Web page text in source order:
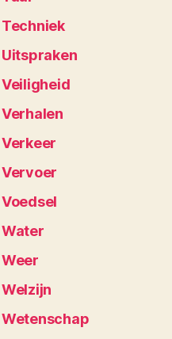
Techniek
Uitspraken
Veiligheid
Verhalen
Verkeer
Vervoer
Voedsel
Water
Weer
Welzijn
Wetenschap